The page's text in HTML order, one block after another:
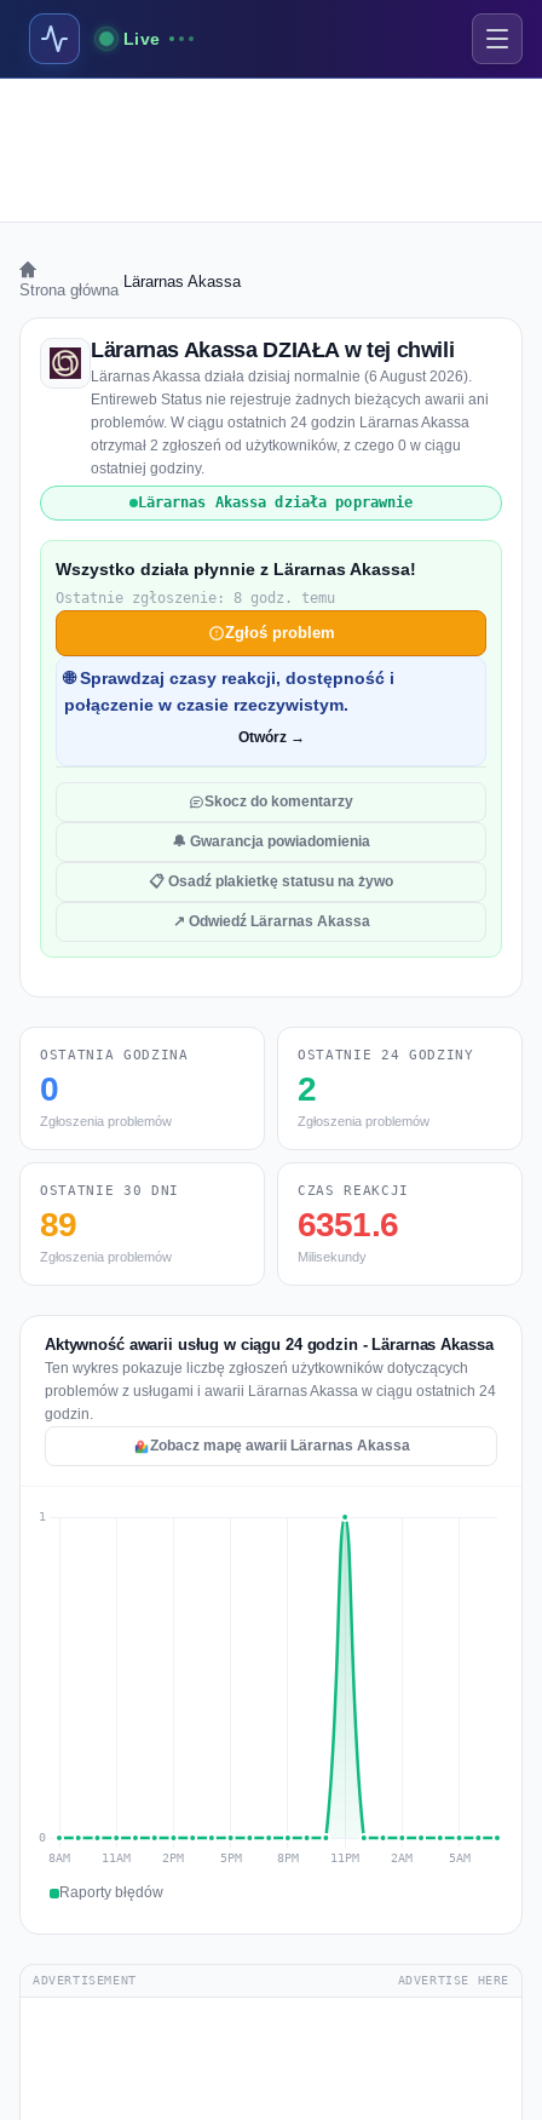
Live
Strona główna Lärarnas Akassa
Lärarnas Akassa DZIAŁA w tej chwili
Lärarnas Akassa działa dzisiaj normalnie (6 August 2026).
Entireweb Status nie rejestruje żadnych bieżących awarii ani
problemów. W ciągu ostatnich 24 godzin Lärarnas Akassa
otrzymał 2 zgłoszeń od użytkowników, z czego 0 w ciągu
ostatniej godziny.
Lärarnas Akassa działa poprawnie
Wszystko działa płynnie z Lärarnas Akassa!
Ostatnie zgłoszenie: 8 godz. temu
Zgłoś problem
🌐 Sprawdzaj czasy reakcji, dostępność i
połączenie w czasie rzeczywistym.
Otwórz →
Skocz do komentarzy
🔔 Gwarancja powiadomienia
📋 Osadź plakietkę statusu na żywo
↗ Odwiedź Lärarnas Akassa
OSTATNIA GODZINA
0
Zgłoszenia problemów
OSTATNIE 24 GODZINY
2
Zgłoszenia problemów
OSTATNIE 30 DNI
89
Zgłoszenia problemów
CZAS REAKCJI
6351.6
Milisekundy
Aktywność awarii usług w ciągu 24 godzin - Lärarnas Akassa
Ten wykres pokazuje liczbę zgłoszeń użytkowników dotyczących
problemów z usługami i awarii Lärarnas Akassa w ciągu ostatnich 24
godzin.
Zobacz mapę awarii Lärarnas Akassa
Raporty błędów
ADVERTISEMENT ADVERTISE HERE